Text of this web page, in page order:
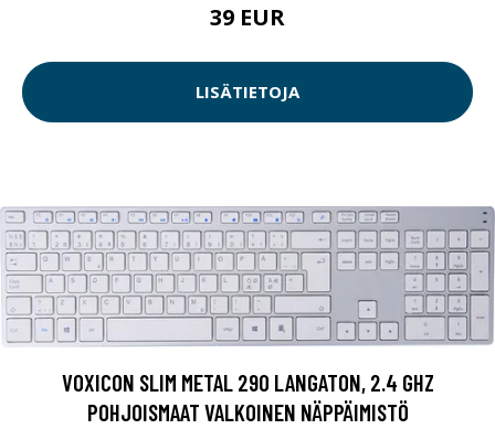
39 EUR
LISÄTIETOJA
VOXICON SLIM METAL 290 LANGATON, 2.4 GHZ
POHJOISMAAT VALKOINEN NÄPPÄIMISTÖ